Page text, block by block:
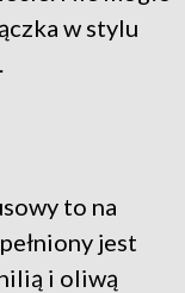
w stylu
to na
jest
i oliwą